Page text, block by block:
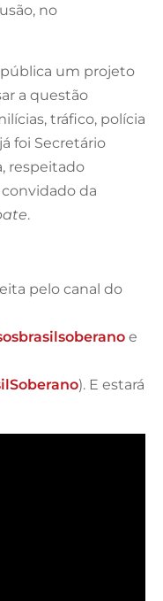
no
pública um projeto
a questão
tráfico, polícia
foi Secretário
respeitado
da
.
pelo canal do
e
). E estará